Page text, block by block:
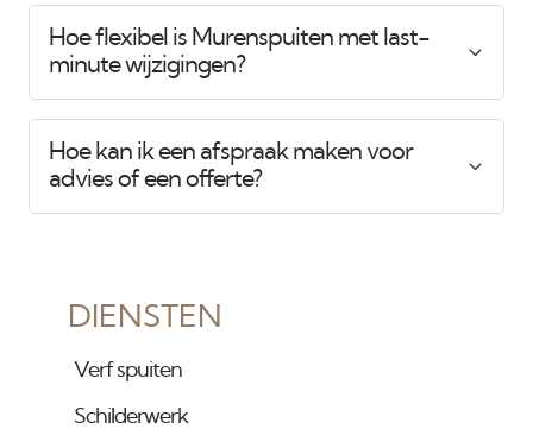
Hoe flexibel is Murenspuiten met last-
minute wijzigingen?
Hoe kan ik een afspraak maken voor
advies of een offerte?
DIENSTEN
Verf spuiten
Schilderwerk